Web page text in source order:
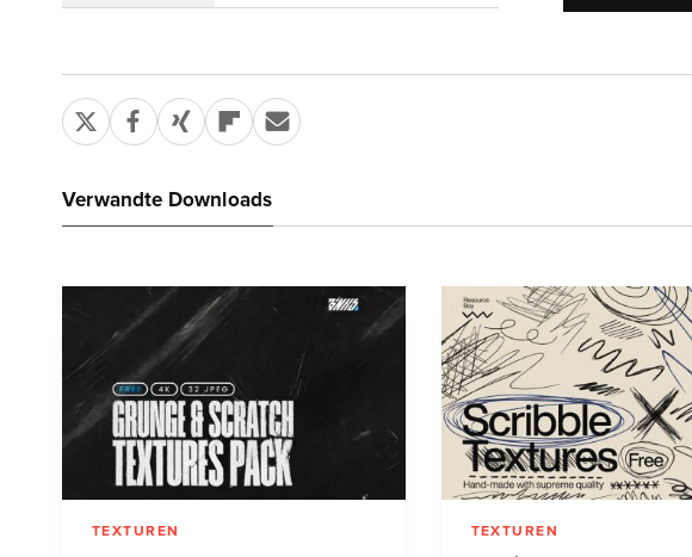
Verwandte Downloads
TEXTUREN TEXTUREN